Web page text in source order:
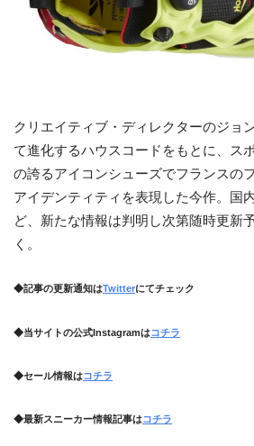
クリエイティブ・ディレクターのジョ
て進化するハウスコードをもとに、ス
の誇るアイコンシューズでフランスの
アイデンティティを表現した今作。国
ど、新たな情報は判明し次第随時更新
く。
◆記事の更新通知はTwitterにてチェック
◆当サイトの公式Instagramはコチラ
◆セール情報はコチラ
◆最新スニーカー情報記事はコチラ